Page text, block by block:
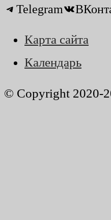
Telegram
Карта сайта
Календарь
© Copyright 2020-